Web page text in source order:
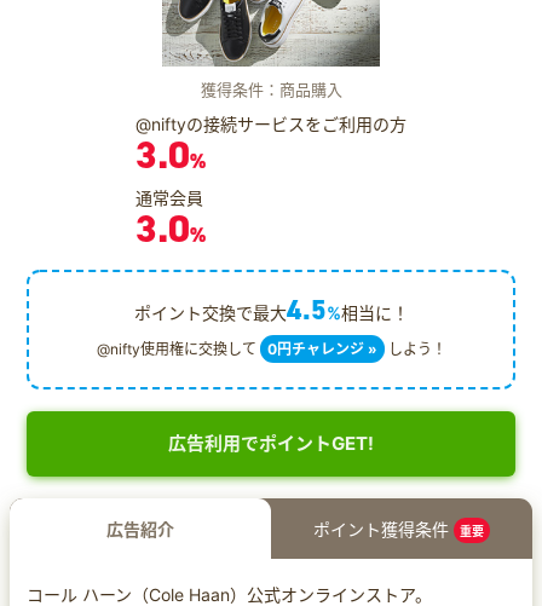
獲得条件：商品購入
@niftyの接続サービスをご利用の方
3.0%
通常会員
3.0%
ポイント交換で最大4.5%相当に！
@nifty使用権に交換して 0円チャレンジ » しよう！
広告利用でポイントGET!
広告紹介 ポイント獲得条件 重要
コール ハーン（Cole Haan）公式オンラインストア。